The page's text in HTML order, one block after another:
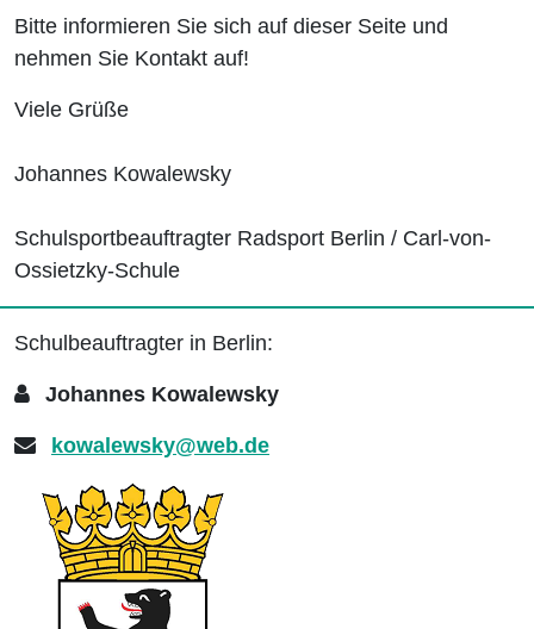
Bitte informieren Sie sich auf dieser Seite und
nehmen Sie Kontakt auf!
Viele Grüße
Johannes Kowalewsky
Schulsportbeauftragter Radsport Berlin / Carl-von-
Ossietzky-Schule
Schulbeauftragter in Berlin:
Johannes Kowalewsky
kowalewsky@web.de